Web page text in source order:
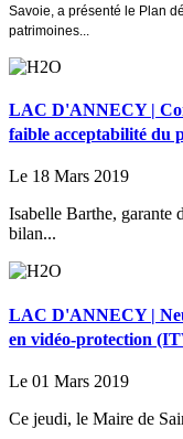
Savoie, a présenté le Plan
patrimoines...
LAC D'ANNECY |
faible acceptabilité du
Le 18 Mars 2019
Isabelle Barthe, garante
bilan...
LAC D'ANNECY |
en vidéo-protection
Le 01 Mars 2019
Ce jeudi, le Maire de